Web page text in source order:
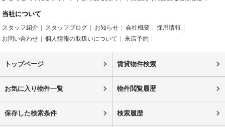
当社について
スタッフ紹介 スタッフブログ お知らせ 会社概要
採用情報
お問い合わせ
個人情報の取扱いについて 来店予約
トップページ 賃貸物件検索
お気に入り物件一覧 物件閲覧履歴
保存した検索条件 検索履歴